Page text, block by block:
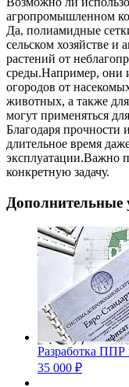
агропромышленном
Да, полиамидные
сельском хозяйстве
растений от
среды.Например, они
огородов от
животных, а также
могут применяться
Благодаря прочности
длительное время
эксплуатации.Важно
конкретную задачу.
Дополнительные
Разработка
35 000 ₽